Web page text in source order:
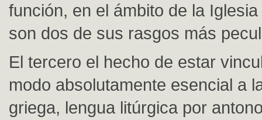
función, en el ámbito de la
son dos de sus rasgos más
El tercero el hecho de estar
modo absolutamente esencial a
griega, lengua litúrgica por